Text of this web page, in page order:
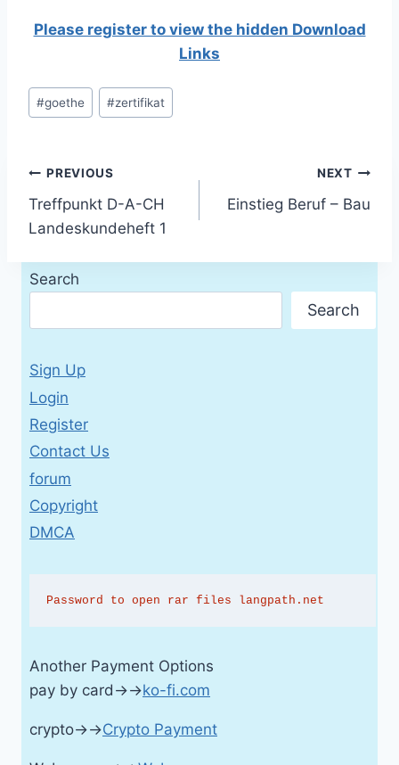
Please register to view the hidden Download
Links
Post
Tags:
#goethe #zertifikat
Post
navigation
PREVIOUS
Treffpunkt D-A-CH
Landeskundeheft 1
NEXT
Einstieg Beruf – Bau
Search
Search
Sign Up
Login
Register
Contact Us
forum
Copyright
DMCA
Password to open rar files langpath.net
Another Payment Options
pay by card→→ko-fi.com
crypto→→Crypto Payment